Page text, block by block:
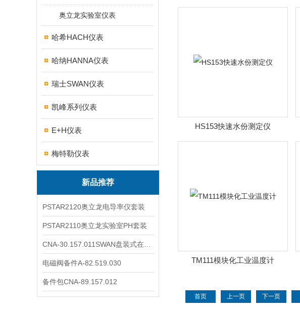
奥立龙实验室仪表
哈希HACH仪表
哈纳HANNA仪表
瑞士SWAN仪表
凯峰系列仪表
E+H仪表
梅特勒仪表
新品推荐
PSTAR2120奥立龙电导率仪套装
PSTAR2110奥立龙实验室PH套装
电磁阀备件A-82.519.030
备件包CNA-89.157.012
HS153快速水份测定仪
TM111模块化工业温度计
首页 上一页 下一页